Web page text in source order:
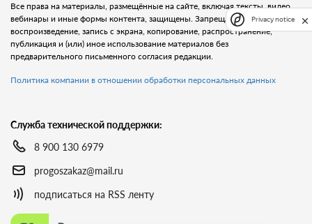
Все права на материалы, размещённые на сайте, включая тексты, видео,
вебинары и иные формы контента, защищены. Запрещается любое
воспроизведение, запись с экрана, копирование, распространение,
публикация и (или) иное использование материалов без
предварительного письменного согласия редакции.
Политика компании в отношении обработки персональных данных
Служба технической поддержки:
8 900 130 6979
progoszakaz@mail.ru
подписаться на RSS ленту
Privacy notice